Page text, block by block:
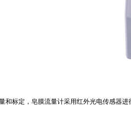
和标定，皂膜流量计采用红外光电传感器